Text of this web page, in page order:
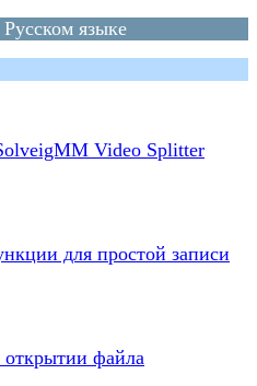
языке
Video Splitter
для простой записи
открытии файла